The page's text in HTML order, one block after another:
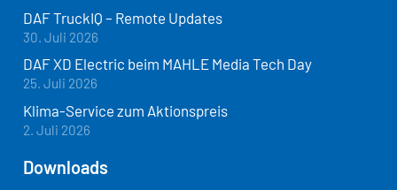
DAF TruckIQ – Remote Updates
30. Juli 2026
DAF XD Electric beim MAHLE Media Tech Day
25. Juli 2026
Klima-Service zum Aktionspreis
2. Juli 2026
Downloads